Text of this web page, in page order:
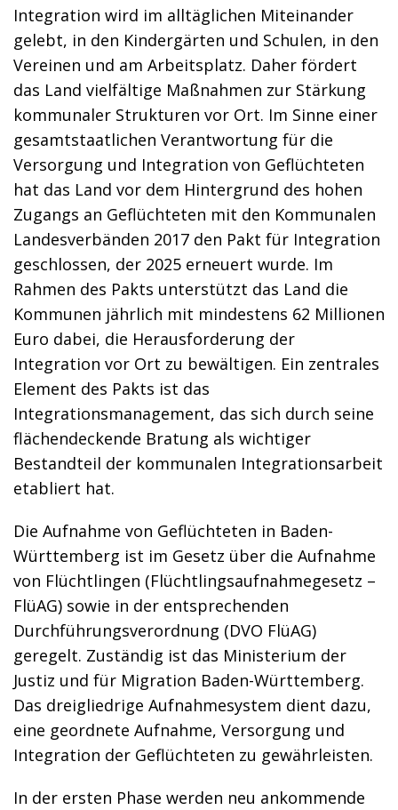
Integration wird im alltäglichen Miteinander
gelebt, in den Kindergärten und Schulen, in den
Vereinen und am Arbeitsplatz. Daher fördert
das Land vielfältige Maßnahmen zur Stärkung
kommunaler Strukturen vor Ort. Im Sinne einer
gesamtstaatlichen Verantwortung für die
Versorgung und Integration von Geflüchteten
hat das Land vor dem Hintergrund des hohen
Zugangs an Geflüchteten mit den Kommunalen
Landesverbänden 2017 den Pakt für Integration
geschlossen, der 2025 erneuert wurde. Im
Rahmen des Pakts unterstützt das Land die
Kommunen jährlich mit mindestens 62 Millionen
Euro dabei, die Herausforderung der
Integration vor Ort zu bewältigen. Ein zentrales
Element des Pakts ist das
Integrationsmanagement, das sich durch seine
flächendeckende Bratung als wichtiger
Bestandteil der kommunalen Integrationsarbeit
etabliert hat.
Die Aufnahme von Geflüchteten in Baden-
Württemberg ist im Gesetz über die Aufnahme
von Flüchtlingen (Flüchtlingsaufnahmegesetz –
FlüAG) sowie in der entsprechenden
Durchführungsverordnung (DVO FlüAG)
geregelt. Zuständig ist das Ministerium der
Justiz und für Migration Baden-Württemberg.
Das dreigliedrige Aufnahmesystem dient dazu,
eine geordnete Aufnahme, Versorgung und
Integration der Geflüchteten zu gewährleisten.
In der ersten Phase werden neu ankommende